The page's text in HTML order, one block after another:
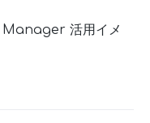
Manager 活用イメ